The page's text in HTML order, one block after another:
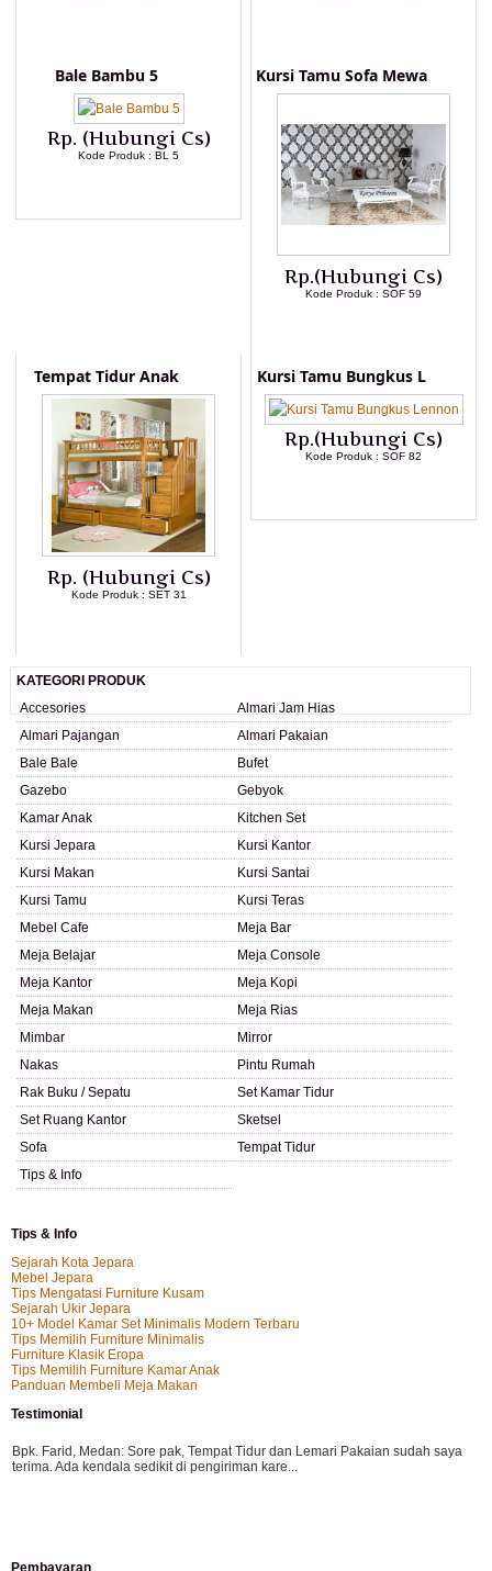
Bale Bambu 5
Rp. (Hubungi Cs)
Kode Produk : BL 5
Kursi Tamu Sofa Mewa
Rp.(Hubungi Cs)
Kode Produk : SOF 59
Tempat Tidur Anak
Rp. (Hubungi Cs)
Kode Produk : SET 31
Kursi Tamu Bungkus L
Rp.(Hubungi Cs)
Kode Produk : SOF 82
KATEGORI PRODUK
Accesories
Almari Jam Hias
Almari Pajangan
Almari Pakaian
Bale Bale
Bufet
Gazebo
Gebyok
Kamar Anak
Kitchen Set
Kursi Jepara
Kursi Kantor
Kursi Makan
Kursi Santai
Kursi Tamu
Kursi Teras
Mebel Cafe
Meja Bar
Meja Belajar
Meja Console
Meja Kantor
Meja Kopi
Meja Makan
Meja Rias
Mimbar
Mirror
Nakas
Pintu Rumah
Rak Buku / Sepatu
Set Kamar Tidur
Set Ruang Kantor
Sketsel
Sofa
Tempat Tidur
Tips & Info
Tips & Info
Sejarah Kota Jepara
Mebel Jepara
Tips Mengatasi Furniture Kusam
Sejarah Ukir Jepara
10+ Model Kamar Set Minimalis Modern Terbaru
Tips Memilih Furniture Minimalis
Furniture Klasik Eropa
Tips Memilih Furniture Kamar Anak
Panduan Membeli Meja Makan
Testimonial
Bpk. Farid, Medan: Sore pak, Tempat Tidur dan Lemari Pakaian sudah saya
terima. Ada kendala sedikit di pengiriman kare...
Pembayaran